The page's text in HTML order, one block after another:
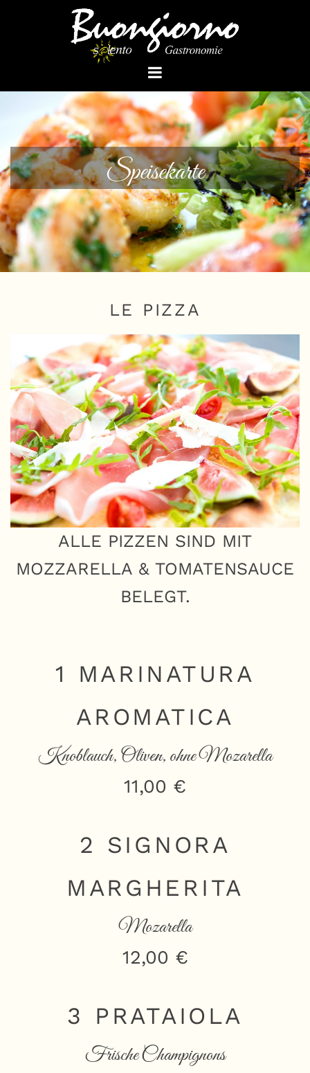
Zum Inhalt springen
Speisekarte
LE PIZZA
ALLE PIZZEN SIND MIT
MOZZARELLA & TOMATENSAUCE
BELEGT.
1 MARINATURA
AROMATICA
Knoblauch, Oliven, ohne Mozarella
11,00 €
2 SIGNORA
MARGHERITA
Mozarella
12,00 €
3 PRATAIOLA
Frische Champignons